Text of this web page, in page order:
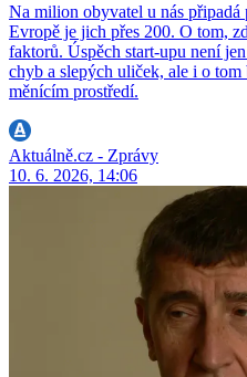
Na milion obyvatel u nás
Evropě je jich přes 200. O tom,
faktorů. Úspěch start-upu není
chyb a slepých uliček, ale i o
měnícím prostředí.
Aktuálně.cz - Zprávy
10. 6. 2026, 14:06